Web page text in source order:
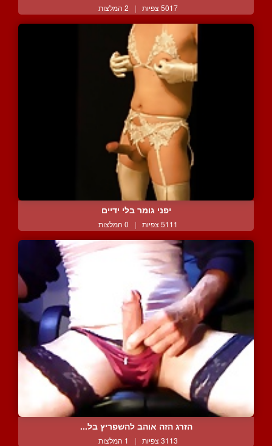
5017 צפיות | 2 המלצות
יפני גומר בלי ידיים
5111 צפיות | 0 המלצות
הזרג הזה אוהב להשפריץ בל...
3113 צפיות | 1 המלצות